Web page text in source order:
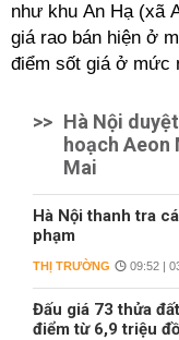
như khu An Hạ (xã
giá rao bán hiện ở
điểm sốt giá ở mức
>> Hà Nội
hoạch Aeon
Mai
Hà Nội thanh tra
phạm
THỊ TRƯỜNG 09:52 |
Đấu giá 73 thửa
điểm từ 6,9 triệu